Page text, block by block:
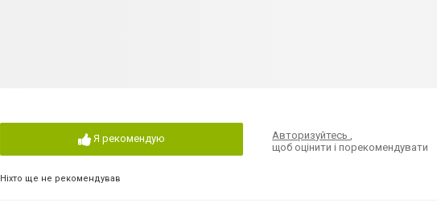
Я рекомендую
Ніхто ще не рекомендував
Авторизуйтесь,
щоб оцінити і порекомендувати